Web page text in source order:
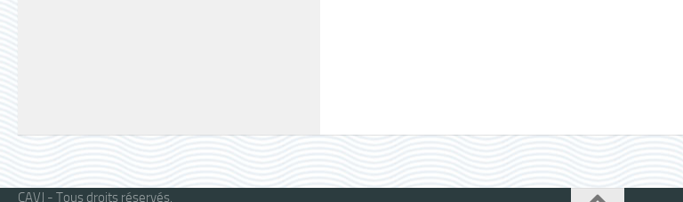
CAVJ - Tous droits réservés.